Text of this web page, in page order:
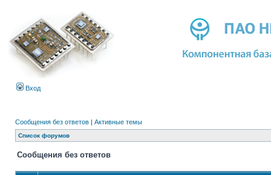
Вход
Сообщения без ответов | Активные темы
Список форумов
Сообщения без ответов